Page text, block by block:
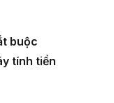
buộc
tính tiền